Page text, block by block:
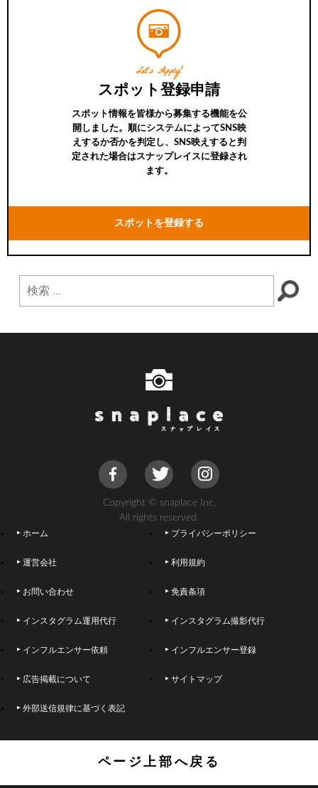
Let’s Apply!
スポット登録申請
スポット情報を皆様から募集する機能を公
開しました。順にシステムによってSNS映
えするか否かを判定し、SNS映えすると判
定された場合はスナップレイスに登録され
ます。
スポットを登録する
Copyright © snaplace Inc.
All rights reserved.
ホーム プライバシーポリシー
運営会社 利用規約
お問い合わせ 免責条項
インスタグラム運用代行 インスタグラム撮影代行
インフルエンサー依頼 インフルエンサー登録
広告掲載について サイトマップ
外部送信規律に基づく表記
ページ上部へ戻る